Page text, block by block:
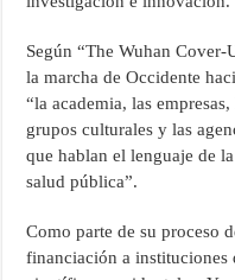
Según “The Wuhan
la marcha de Occidente
“la academia, las
grupos culturales y las
que hablan el lenguaje de
salud pública”.
Como parte de su proceso
financiación a